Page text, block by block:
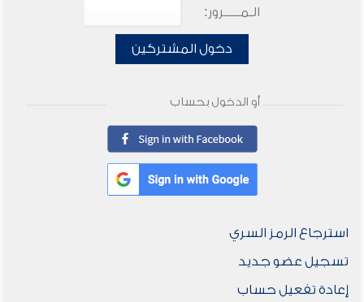
الـمـــــرور:
دخول المشتركين
أو الدخول بحساب
استرجاع الرمز السري
تسجيل عضو جديد
إعادة تفعيل حساب